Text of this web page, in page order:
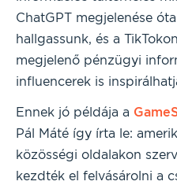
ChatGPT megjelenése
hallgassunk, és a
megjelenő pénzügyi
influencerek is
Ennek jó példája a
Pál Máté így írta le:
közösségi oldalakon
kezdték el felvásárolni a